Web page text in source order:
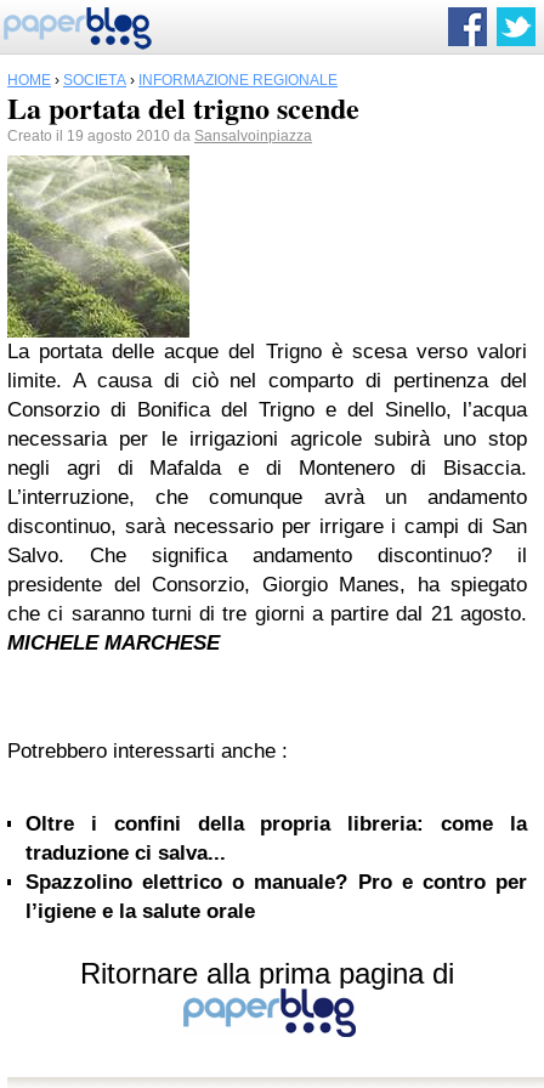
HOME › SOCIETÀ › INFORMAZIONE REGIONALE
La portata del trigno scende
Creato il 19 agosto 2010 da Sansalvoinpiazza
La portata delle acque del Trigno è scesa verso valori
limite. A causa di ciò nel comparto di pertinenza del
Consorzio di Bonifica del Trigno e del Sinello, l’acqua
necessaria per le irrigazioni agricole subirà uno stop
negli agri di Mafalda e di Montenero di Bisaccia.
L’interruzione, che comunque avrà un andamento
discontinuo, sarà necessario per irrigare i campi di San
Salvo. Che significa andamento discontinuo? il
presidente del Consorzio, Giorgio Manes, ha spiegato
che ci saranno turni di tre giorni a partire dal 21 agosto.
MICHELE MARCHESE
Potrebbero interessarti anche :
Oltre i confini della propria libreria: come la
traduzione ci salva...
Spazzolino elettrico o manuale? Pro e contro per
l’igiene e la salute orale
Ritornare alla prima pagina di